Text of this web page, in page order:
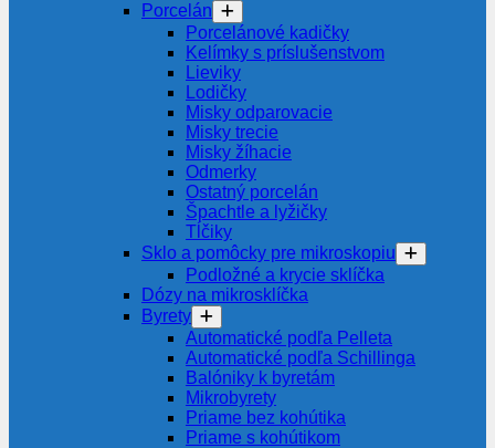
Porcelán
Porcelánové kadičky
Kelímky s príslušenstvom
Lieviky
Lodičky
Misky odparovacie
Misky trecie
Misky žíhacie
Odmerky
Ostatný porcelán
Špachtle a lyžičky
Tĺčiky
Sklo a pomôcky pre mikroskopiu
Podložné a krycie sklíčka
Dózy na mikrosklíčka
Byrety
Automatické podľa Pelleta
Automatické podľa Schillinga
Balóniky k byretám
Mikrobyrety
Priame bez kohútika
Priame s kohútikom